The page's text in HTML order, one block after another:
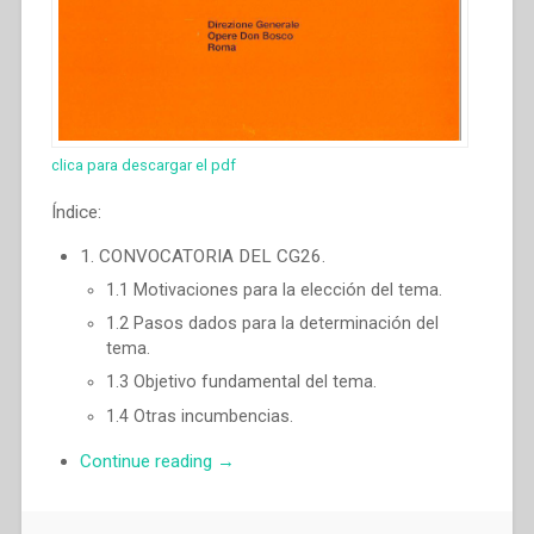
clica para descargar el pdf
Índice:
1. CONVOCATORIA DEL CG26.
1.1 Motivaciones para la elección del tema.
1.2 Pasos dados para la determinación del
tema.
1.3 Objetivo fundamental del tema.
1.4 Otras incumbencias.
Continue reading “Pascual
→